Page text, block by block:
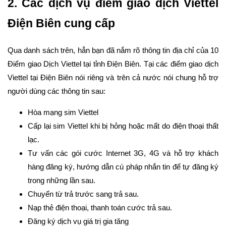
2. Các dịch vụ điểm giao dịch Viettel
Điện Biên cung cấp
Qua danh sách trên, hẳn bạn đã nắm rõ thông tin địa chỉ của 10
Điểm giao Dịch Viettel tại tỉnh Điện Biên. Tại các điểm giao dịch
Viettel tại Điện Biên nói riêng và trên cả nước nói chung hỗ trợ
người dùng các thông tin sau:
Hòa mạng sim Viettel
Cấp lại sim Viettel khi bị hỏng hoặc mất do điện thoại thất
lạc.
Tư vấn các gói cước Internet 3G, 4G và hỗ trợ khách
hàng đăng ký, hướng dẫn cú pháp nhắn tin để tự đăng ký
trong những lần sau.
Chuyển từ trả trước sang trả sau.
Nạp thẻ điện thoại, thanh toán cước trả sau.
Đăng ký dịch vụ giá trị gia tăng